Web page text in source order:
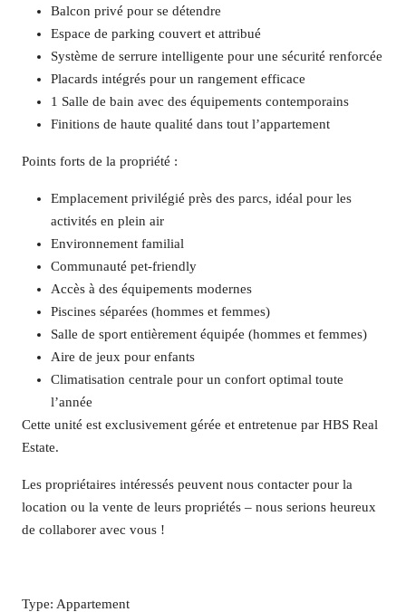
Balcon privé pour se détendre
Espace de parking couvert et attribué
Système de serrure intelligente pour une sécurité renforcée
Placards intégrés pour un rangement efficace
1 Salle de bain avec des équipements contemporains
Finitions de haute qualité dans tout l’appartement
Points forts de la propriété :
Emplacement privilégié près des parcs, idéal pour les
activités en plein air
Environnement familial
Communauté pet-friendly
Accès à des équipements modernes
Piscines séparées (hommes et femmes)
Salle de sport entièrement équipée (hommes et femmes)
Aire de jeux pour enfants
Climatisation centrale pour un confort optimal toute
l’année
Cette unité est exclusivement gérée et entretenue par HBS Real
Estate.
Les propriétaires intéressés peuvent nous contacter pour la
location ou la vente de leurs propriétés – nous serions heureux
de collaborer avec vous !
Type: Appartement